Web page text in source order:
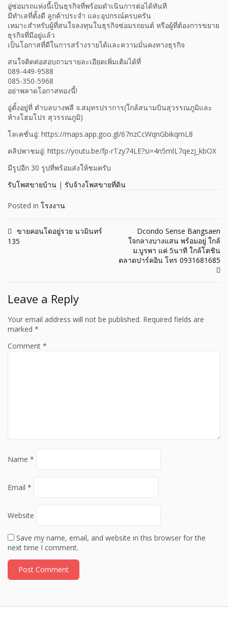
อู่ซ่อมรถแห่งนี้เป็นธุรกิจที่พร้อมดำเนินการต่อได้ทันที
มีทำเลที่ตั้งดี ลูกค้าประจำ และอุปกรณ์ครบครัน
เหมาะสำหรับผู้ที่สนใจลงทุนในธุรกิจซ่อมรถยนต์ หรือผู้ที่ต้องการขยาย
ธุรกิจที่มีอยู่แล้ว
เป็นโอกาสที่ดีในการสร้างรายได้และความมั่นคงทางธุรกิจ
สนใจติดต่อสอบถามรายละเอียดเพิ่มเติมได้ที่
089-449-9588
085-350-5968
อย่าพลาดโอกาสทองนี้!
อู่ตั้งอยู่ที่ ตำบลบางพลี จ.สมุทรปราการ(ใกล้สนามบินสุวรรณภูมิและ
ห้างโฮมโปร สุวรรณภูมิ)
โลเคชั่นอู่: https://maps.app.goo.gl/67nzCcWqnGbikqmL8
คลิปพาชมอู่: https://youtu.be/fp-rTzy74LE?si=4n5mlL7qezj_kbOX
มีรูปอีก 30 รูปที่พร้อมส่งให้ชมครับ
รับโพสขายบ้าน | รับจ้างโพสขายที่ดิน
Posted in โรงงาน
Post
ขายคอนโดอยู่รวย นวมินทร์
135
Dcondo Sense Bangsaen
ใจกลางบางแสน พร้อมอยู่ ใกล้
ม.บูรพา แค่ 5นาที ใกล้โตชิน
ตลาดปาร์คอิน โทร 0931681685
Leave a Reply
Your email address will not be published. Required fields are
marked *
Comment *
Name *
Email *
Website
Save my name, email, and website in this browser for the
next time I comment.